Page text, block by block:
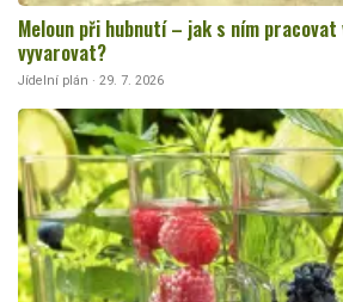
Meloun při hubnutí – jak s ním pracovat
vyvarovat?
Jídelní plán · 29. 7. 2026